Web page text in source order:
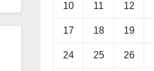
10 11 12
17 18 19
24 25 26